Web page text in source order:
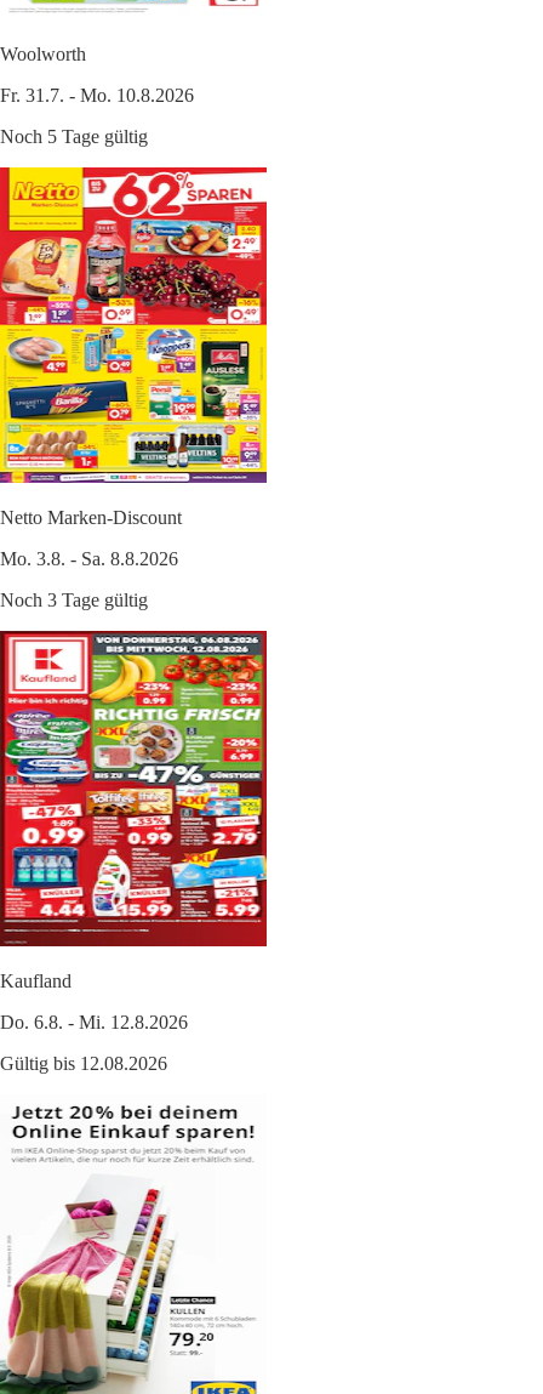
Woolworth
Fr. 31.7. - Mo. 10.8.2026
Noch 5 Tage gültig
Netto Marken-Discount
Mo. 3.8. - Sa. 8.8.2026
Noch 3 Tage gültig
Kaufland
Do. 6.8. - Mi. 12.8.2026
Gültig bis 12.08.2026